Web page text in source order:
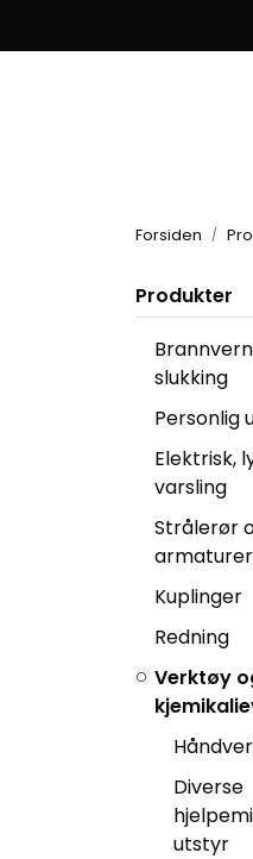
Forsiden
Produkter
slukking
Personlig
Elektrisk,
varsling
Strålerør
armaturer
Kuplinger
Redning
Verktøy
Diverse
utstyr